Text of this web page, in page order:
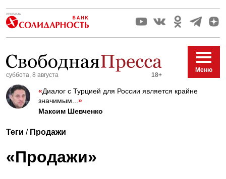
18+
суббота, 8 августа
Меню
«Диалог с Турцией для России является крайне
значимым... »
Максим Шевченко
Теги / Продажи
«Продажи»